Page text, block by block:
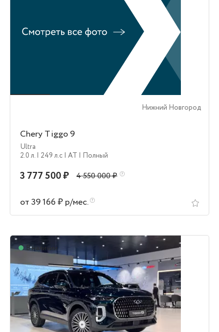
Нижний Новгород
Chery Tiggo 9
Ultra
2.0 л. | 249 л.c | AT | Полный
3 777 500 ₽ 4 550 000 ₽
от 39 166 ₽ р/мес.
В наличии